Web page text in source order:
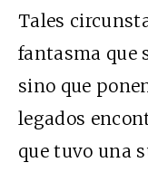
Tales
fantasma que
sino que
legados
que tuvo una